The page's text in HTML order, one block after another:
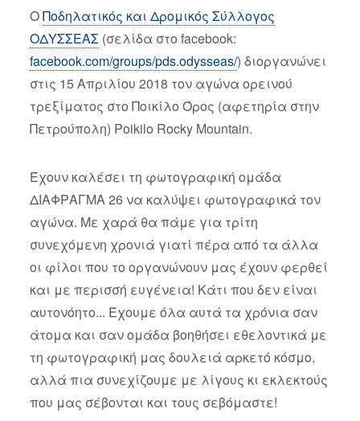
ΟΠοδηλατικός και Δρομικός Σύλλογος
ΟΔΥΣΣΕΑΣ(σελίδα στο facebook:
facebook.com/groups/pds.odysseas/) διοργανώνει
στις 15 Απριλίου 2018 τον αγώνα ορεινού
τρεξίματος στο Ποικίλο Όρος (αφετηρία στην
Πετρούπολη) Poikilo Rocky Mountain.
Έχουν καλέσει τη φωτογραφική ομάδα
ΔΙΑΦΡΑΓΜΑ 26 να καλύψει φωτογραφικά τον
αγώνα. Με χαρά θα πάμε για τρίτη
συνεχόμενη χρονιά γιατί πέρα από τα άλλα
οι φίλοι που το οργανώνουν μας έχουν φερθεί
και με περισσή ευγένεια! Κάτι που δεν είναι
αυτονόητο... Έχουμε όλα αυτά τα χρόνια σαν
άτομα και σαν ομάδα βοηθήσει εθελοντικά με
τη φωτογραφική μας δουλειά αρκετό κόσμο,
αλλά πια συνεχίζουμε με λίγους κι εκλεκτούς
που μας σέβονται και τους σεβόμαστε!